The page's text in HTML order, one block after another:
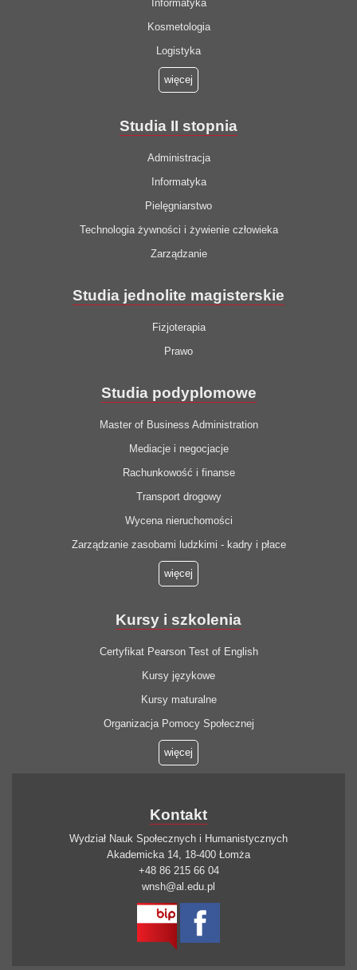
Informatyka
Kosmetologia
Logistyka
więcej
Studia II stopnia
Administracja
Informatyka
Pielęgniarstwo
Technologia żywności i żywienie człowieka
Zarządzanie
Studia jednolite magisterskie
Fizjoterapia
Prawo
Studia podyplomowe
Master of Business Administration
Mediacje i negocjacje
Rachunkowość i finanse
Transport drogowy
Wycena nieruchomości
Zarządzanie zasobami ludzkimi - kadry i płace
więcej
Kursy i szkolenia
Certyfikat Pearson Test of English
Kursy językowe
Kursy maturalne
Organizacja Pomocy Społecznej
więcej
Kontakt
Wydział Nauk Społecznych i Humanistycznych
Akademicka 14, 18-400 Łomża
+48 86 215 66 04
wnsh@al.edu.pl